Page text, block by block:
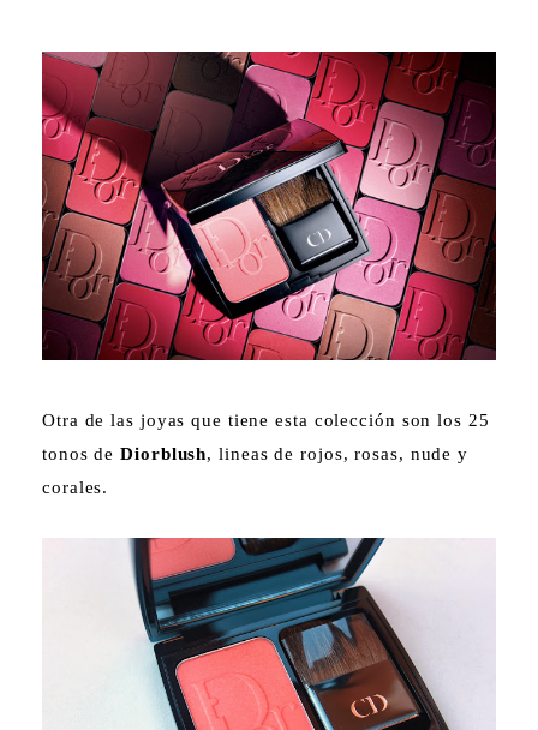
Otra de las joyas que tiene esta colección son los 25
tonos de Diorblush, lineas de rojos, rosas, nude y
corales.